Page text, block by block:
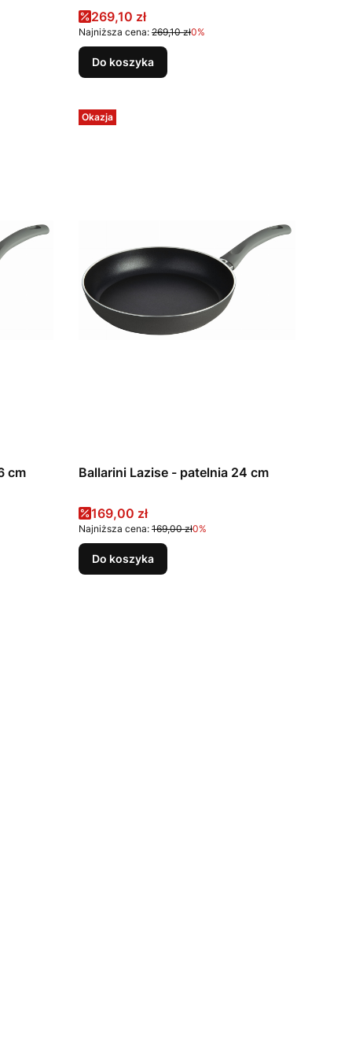
Cena promocyjna
269,10 zł
Najniższa cena: 269,10 zł0%
Do koszyka
- patelnia 26 cm
Okazja
Ballarini Lazise - patelnia 24 cm
Cena promocyjna
169,00 zł
Najniższa cena: 169,00 zł0%
Do koszyka